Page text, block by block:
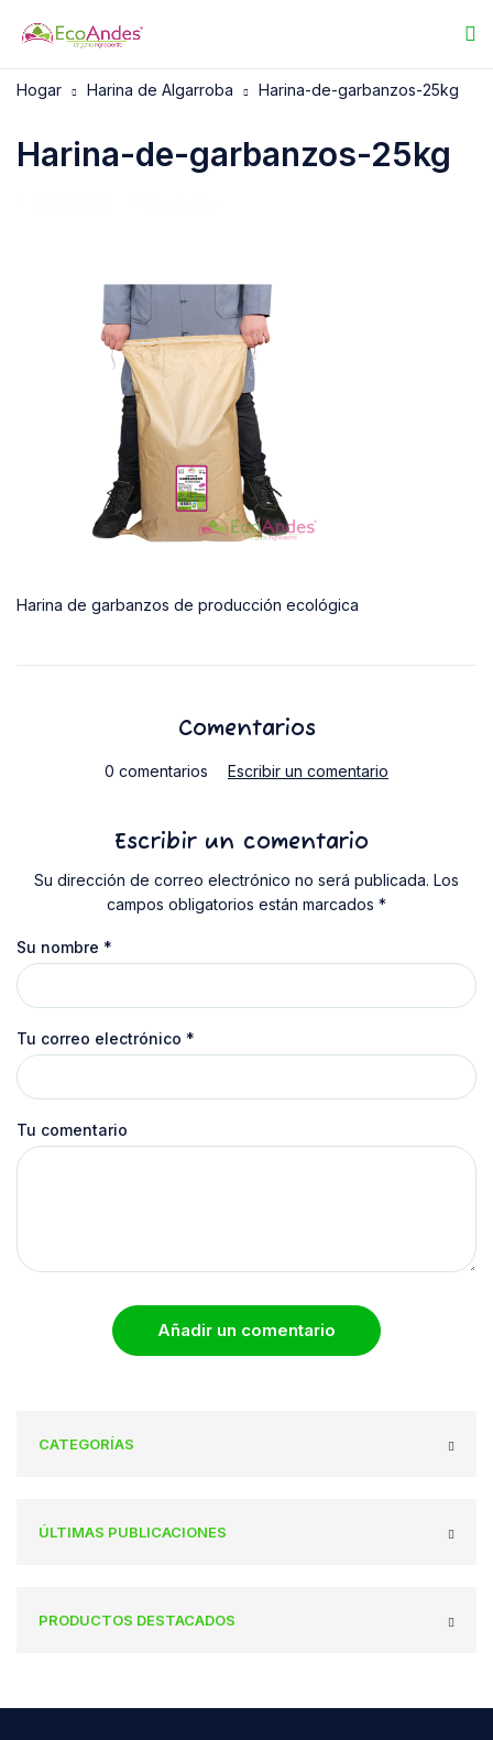
Hogar Harina de Algarroba Harina-de-garbanzos-25kg
Harina-de-garbanzos-25kg
Harina de garbanzos de producción ecológica
Comentarios
0 comentarios Escribir un comentario
Escribir un comentario
Su dirección de correo electrónico no será publicada. Los
campos obligatorios están marcados *
Su nombre *
Tu correo electrónico *
Tu comentario
Añadir un comentario
CATEGORÍAS
ÚLTIMAS PUBLICACIONES
PRODUCTOS DESTACADOS